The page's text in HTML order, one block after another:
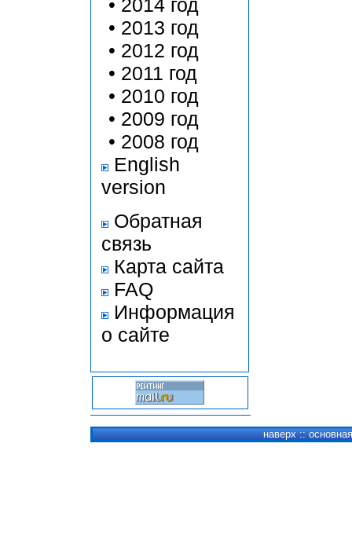
• 2014 год
• 2013 год
• 2012 год
• 2011 год
• 2010 год
• 2009 год
• 2008 год
English
version
Обратная
связь
Карта сайта
FAQ
Информация
о сайте
наверх ::основная